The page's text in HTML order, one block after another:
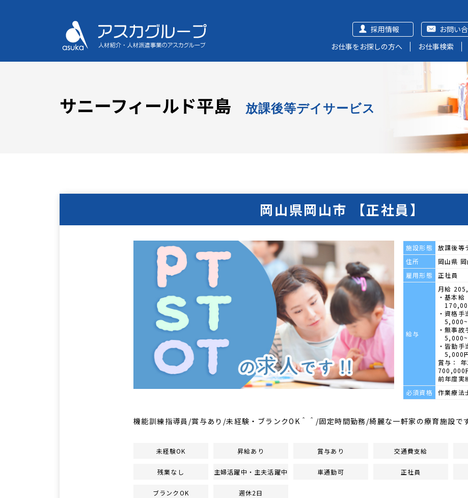
お問い
採用情報
お仕事をお探しの方へ
お仕事検索
サニーフィールド平島 放課後等デイサービス
岡山県岡山市 【正社員】
施設形態
放課後等
住所
岡山県
雇用形態
正社員
給与
月給
・基本給
・資格手
・無事故
・皆勤手
5,000
賞与：
700,000
前年度実
必須資格
作業療法
機能訓練指導員/賞与あり/未経験・ブランクOK＾＾/固定時間勤務/綺麗な一軒家の療育施設で
未経験OK 昇給あり 賞与あり 交通費支給
残業なし 主婦活躍中・主夫活躍中 車通勤可 正社員
ブランクOK 週休2日